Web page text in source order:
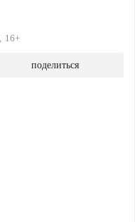
16+
поделиться